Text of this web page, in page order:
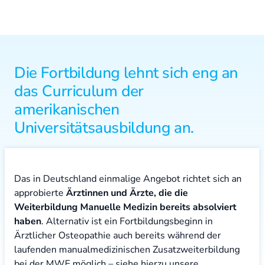
Die Fortbildung lehnt sich eng an
das Curriculum der
amerikanischen
Universitätsausbildung an.
Das in Deutschland einmalige Angebot richtet sich an
approbierte Ärztinnen und Ärzte, die die
Weiterbildung Manuelle Medizin bereits absolviert
haben. Alternativ ist ein Fortbildungsbeginn in
Ärztlicher Osteopathie auch bereits während der
laufenden manualmedizinischen Zusatzweiterbildung